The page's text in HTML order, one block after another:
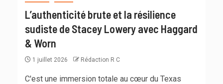
L’authenticité brute et la résilience
sudiste de Stacey Lowery avec Haggard
& Worn
1 juillet 2026 Rédaction R C
C'est une immersion totale au cœur du Texas